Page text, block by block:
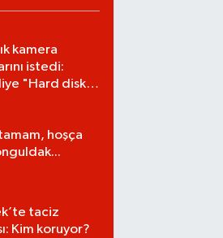
kamera
istedi:
"Hard disk
hoşça
taciz
Kim koruyor?